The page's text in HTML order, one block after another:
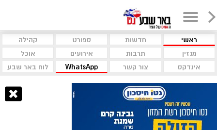
ראשי חדשות ספורט
קהילה
מגזין
תרבות אירועים
אוכל
אינדקס
צור קשר WhatsApp לוח באר שבע